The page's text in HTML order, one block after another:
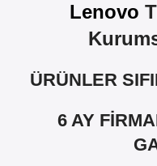
Lenovo
ÜRÜNLER
6 AY